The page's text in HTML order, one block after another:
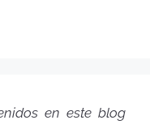
en este blog